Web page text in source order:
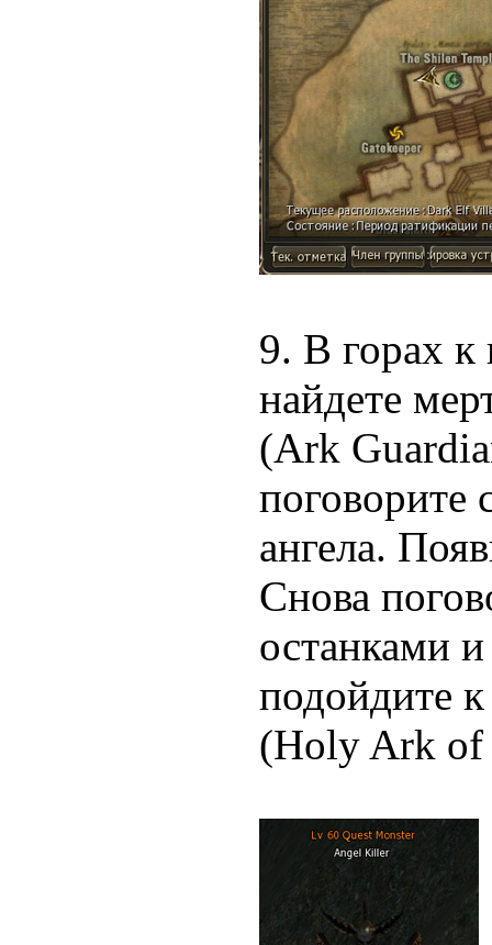
9. В горах
найдете
(Ark
поговорите
ангела.
Снова
останками
подойдите
(Holy Ark of